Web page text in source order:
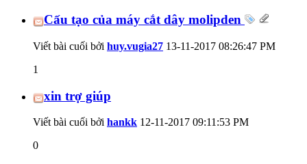
Cấu tạo của máy cắt dây molipden
Viết bài cuối bởi huy.vugia27 13-11-2017 08:26:47 PM
1
xin trợ giúp
Viết bài cuối bởi hankk 12-11-2017 09:11:53 PM
0